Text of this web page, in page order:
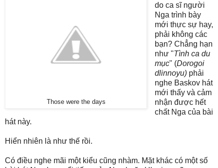
Those were the days
do ca sĩ người
Nga trình bày
mới thực sự hay,
phải không các
bạn? Chẳng hạn
như "Tình ca du
mục" (Dorogoi
dlinnoyu) phải
nghe Baskov hát
mới thấy và cảm
nhận được hết
chất Nga của bài
hát này.
Hiển nhiên là như thế rồi.
Có điều nghe mãi một kiểu cũng nhàm. Mặt khác có một số